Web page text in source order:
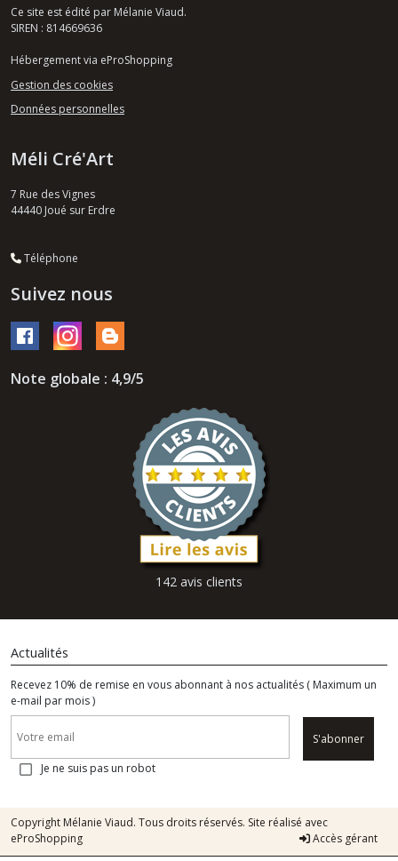
Ce site est édité par Mélanie Viaud.
SIREN : 814669636
Hébergement via eProShopping
Gestion des cookies
Données personnelles
Méli Cré'Art
7 Rue des Vignes
44440 Joué sur Erdre
Téléphone
Suivez nous
Note globale : 4,9/5
142 avis clients
Actualités
Recevez 10% de remise en vous abonnant à nos actualités ( Maximum un
e-mail par mois )
S'abonner
Je ne suis pas un robot
Copyright Mélanie Viaud. Tous droits réservés. Site réalisé avec
eProShopping
Accès gérant